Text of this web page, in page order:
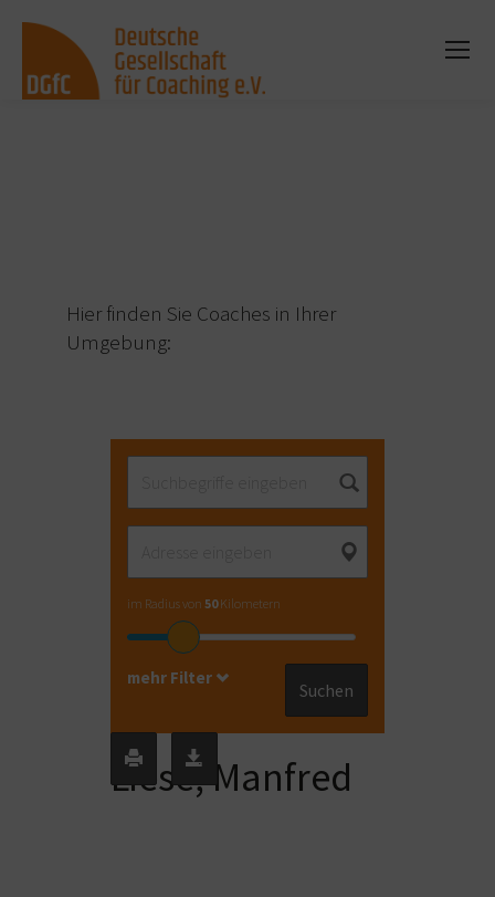
Hier finden Sie Coaches in Ihrer
Umgebung:
im Radius von 50Kilometern
Suchen
mehr Filter
Liese, Manfred